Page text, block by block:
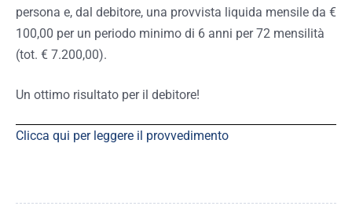
persona e, dal debitore, una provvista liquida mensile da €
100,00 per un periodo minimo di 6 anni per 72 mensilità
(tot. € 7.200,00).
Un ottimo risultato per il debitore!
Clicca qui per leggere il provvedimento